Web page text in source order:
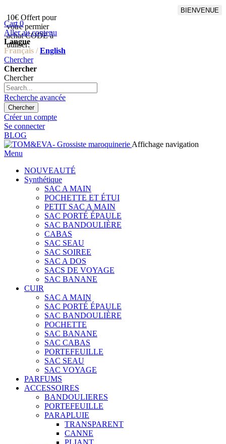
10€ Offert pour
votre permier
achat CODE à
utiliser:
BIENVENUE
Cart 0
Aller au contenu
Langue
Français / English
Chercher
Chercher
Chercher
Recherche avancée
Chercher
Créer un compte
Se connecter
BLOG
Affichage navigation
Menu
NOUVEAUTÉ
Synthétique
SAC A MAIN
POCHETTE ET ÉTUI
PETIT SAC A MAIN
SAC PORTÉ ÉPAULE
SAC BANDOULIÈRE
CABAS
SAC SEAU
SAC SOIREE
SAC A DOS
SACS DE VOYAGE
SAC BANANE
CUIR
SAC A MAIN
SAC PORTÉ ÉPAULE
SAC BANDOULIÈRE
POCHETTE
SAC BANANE
SAC CABAS
PORTEFEUILLE
SAC SEAU
SAC VOYAGE
PARFUMS
ACCESSOIRES
BANDOULIERES
PORTEFEUILLE
PARAPLUIE
TRANSPARENT
CANNE
PLIANT